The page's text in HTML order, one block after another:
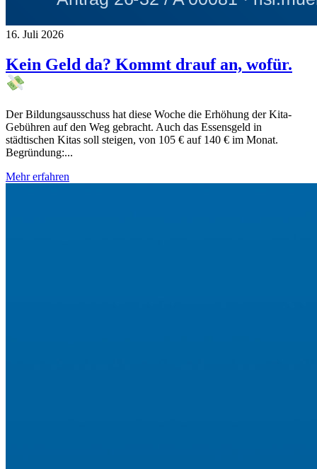
16. Juli 2026
Kein Geld da? Kommt drauf an, wofür.
Der Bildungsausschuss hat diese Woche die Erhöhung der Kita-
Gebühren auf den Weg gebracht. Auch das Essensgeld in
städtischen Kitas soll steigen, von 105 € auf 140 € im Monat.
Begründung:...
Mehr erfahren